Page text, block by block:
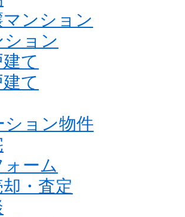
ンション
ョン
て
て
ション物件
ーム
・査定